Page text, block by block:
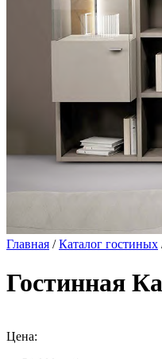
Главная /Каталог гостиных
Гостинная
Цена: